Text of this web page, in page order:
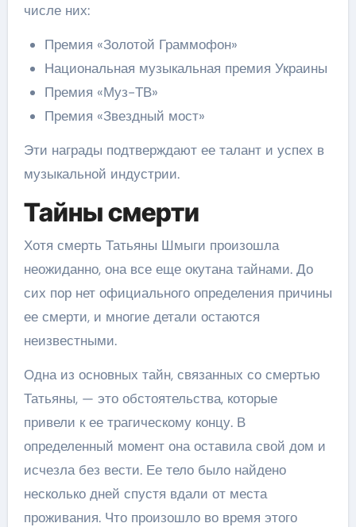
числе них:
Премия «Золотой Граммофон»
Национальная музыкальная премия Украины
Премия «Муз-ТВ»
Премия «Звездный мост»
Эти награды подтверждают ее талант и успех в
музыкальной индустрии.
Тайны смерти
Хотя смерть Татьяны Шмыги произошла
неожиданно, она все еще окутана тайнами. До
сих пор нет официального определения причины
ее смерти, и многие детали остаются
неизвестными.
Одна из основных тайн, связанных со смертью
Татьяны, — это обстоятельства, которые
привели к ее трагическому концу. В
определенный момент она оставила свой дом и
исчезла без вести. Ее тело было найдено
несколько дней спустя вдали от места
проживания. Что произошло во время этого